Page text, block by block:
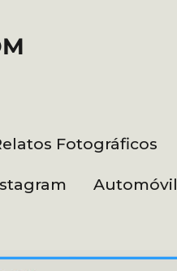
Fotográficos
Automóvil